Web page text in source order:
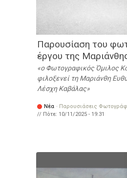
Παρουσίαση του
έργου της
ο Φωτογραφικός Όμιλος
φιλοξενεί τη Μαριάνθη
Λέσχη Καβάλας
Νέα · Παρουσιάσεις
// Πότε: 10/11/2025 - 19:31